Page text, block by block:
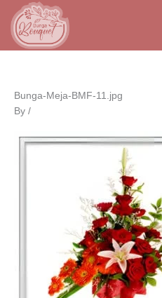
content
Bunga-Meja-BMF-11.jpg
By /